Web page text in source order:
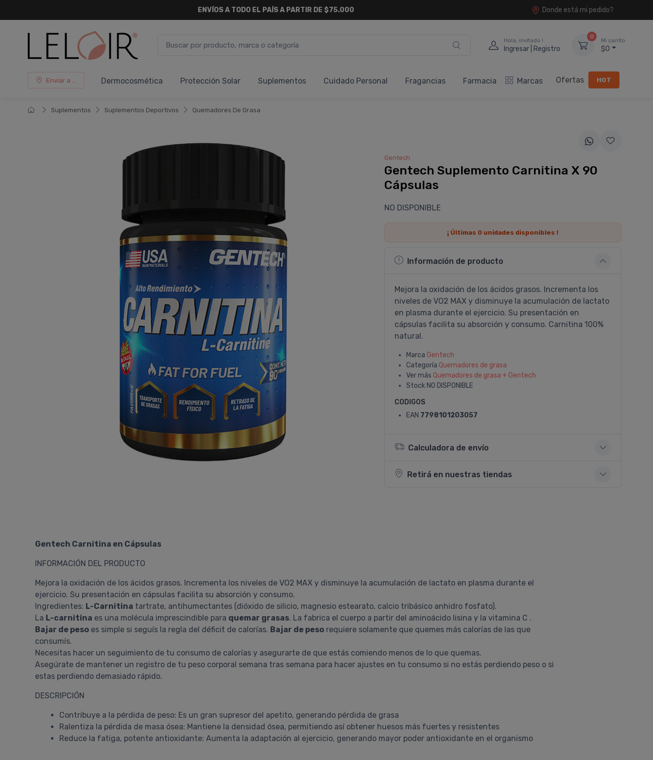
ENVÍOS A TODO EL PAÍS A PARTIR DE $75.000
Donde está mi pedido?
Hola, invitado !
Ingresar | Registro
0
Mi carrito
$0
Enviar a ... Dermocosmética Protección Solar Suplementos Cuidado Personal Fragancias Farmacia Marcas Ofertas HOT
Suplementos Suplementos Deportivos Quemadores De Grasa
Gentech
Gentech Suplemento Carnitina X 90
Cápsulas
NO DISPONIBLE
¡ Últimas 0 unidades disponibles !
Información de producto
Mejora la oxidación de los ácidos grasos. Incrementa los
niveles de VO2 MAX y disminuye la acumulación de lactato
en plasma durante el ejercicio. Su presentación en
cápsulas facilita su absorción y consumo. Carnitina 100%
natural.
Marca Gentech
Categoría Quemadores de grasa
Ver más Quemadores de grasa + Gentech
Stock NO DISPONIBLE
CODIGOS
EAN 7798101203057
Calculadora de envío
Retirá en nuestras tiendas
Gentech Carnitina en Cápsulas
INFORMACIÓN DEL PRODUCTO
Mejora la oxidación de los ácidos grasos. Incrementa los niveles de VO2 MAX y disminuye la acumulación de lactato en plasma durante el
ejercicio. Su presentación en cápsulas facilita su absorción y consumo.
Ingredientes: L-Carnitina tartrate, antihumectantes (dióxido de silicio, magnesio estearato, calcio tribásico anhidro fosfato).
La L-carnitina es una molécula imprescindible para quemar grasas. La fabrica el cuerpo a partir del aminoácido lisina y la vitamina C .
Bajar de peso es simple si seguís la regla del déficit de calorías. Bajar de peso requiere solamente que quemes más calorías de las que
consumís.
Necesitas hacer un seguimiento de tu consumo de calorías y asegurarte de que estás comiendo menos de lo que quemas.
Asegúrate de mantener un registro de tu peso corporal semana tras semana para hacer ajustes en tu consumo si no estás perdiendo peso o si
estas perdiendo demasiado rápido.
DESCRIPCIÓN
Contribuye a la pérdida de peso: Es un gran supresor del apetito, generando pérdida de grasa
Ralentiza la pérdida de masa ósea: Mantiene la densidad ósea, permitiendo así obtener huesos más fuertes y resistentes
Reduce la fatiga, potente antioxidante: Aumenta la adaptación al ejercicio, generando mayor poder antioxidante en el organismo